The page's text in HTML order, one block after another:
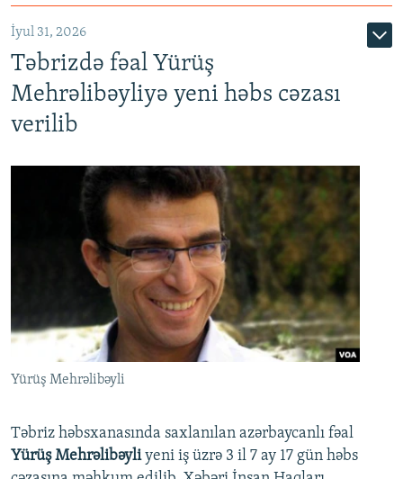
İyul 31, 2026
Təbrizdə fəal Yürüş
Mehrəlibəyliyə yeni həbs cəzası
verilib
Yürüş Mehrəlibəyli
Təbriz həbsxanasında saxlanılan azərbaycanlı fəal
Yürüş Mehrəlibəyliyeni iş üzrə 3 il 7 ay 17 gün həbs